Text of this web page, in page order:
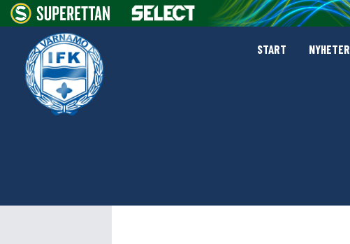
START NYHETER